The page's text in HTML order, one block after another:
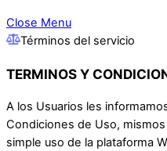
Close Menu
Términos del servicio
TERMINOS Y
A los Usuarios les
Condiciones de Uso,
simple uso de la plataforma